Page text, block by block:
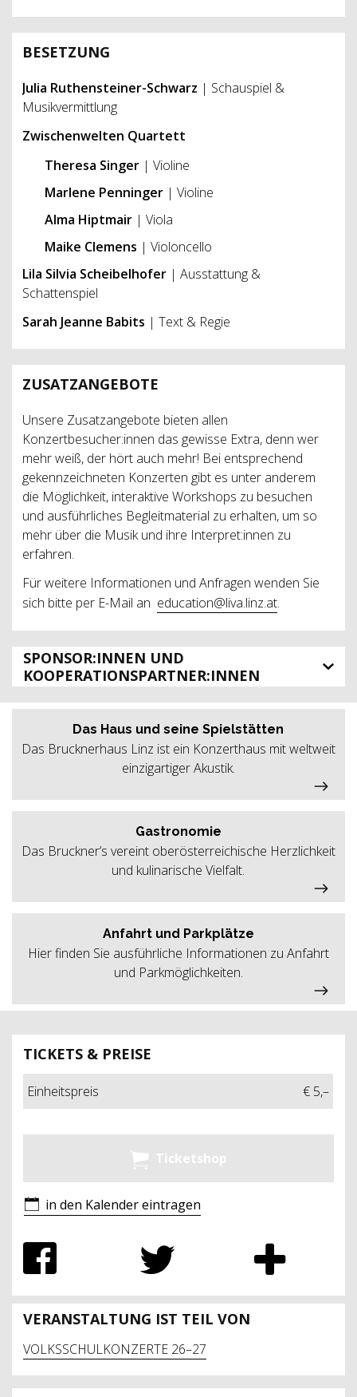
BESETZUNG
Julia Ruthensteiner-Schwarz | Schauspiel &
Musikvermittlung
Zwischenwelten Quartett
Theresa Singer | Violine
Marlene Penninger | Violine
Alma Hiptmair | Viola
Maike Clemens | Violoncello
Lila Silvia Scheibelhofer | Ausstattung &
Schattenspiel
Sarah Jeanne Babits | Text & Regie
ZUSATZANGEBOTE
Unsere Zusatzangebote bieten allen
Konzertbesucher:innen das gewisse Extra, denn wer
mehr weiß, der hört auch mehr! Bei entsprechend
gekennzeichneten Konzerten gibt es unter anderem
die Möglichkeit, interaktive Workshops zu besuchen
und ausführliches Begleitmaterial zu erhalten, um so
mehr über die Musik und ihre Interpret:innen zu
erfahren.
Für weitere Informationen und Anfragen wenden Sie
sich bitte per E-Mail an education@liva.linz.at.
SPONSOR:INNEN UND
KOOPERATIONSPARTNER:INNEN
TICKETS & PREISE
Einheitspreis € 5,–
Ticketshop
in den Kalender eintragen
VERANSTALTUNG IST TEIL VON
VOLKSSCHULKONZERTE 26–27
Das Haus und seine Spielstätten
Das Brucknerhaus Linz ist ein Konzerthaus mit weltweit
einzigartiger Akustik.
Gastronomie
Das Bruckner’s vereint oberösterreichische Herzlichkeit
und kulinarische Vielfalt.
Anfahrt und Parkplätze
Hier finden Sie ausführliche Informationen zu Anfahrt
und Parkmöglichkeiten.